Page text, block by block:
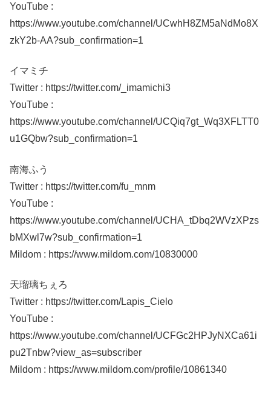
YouTube :
https://www.youtube.com/channel/UCwhH8ZM5aNdMo8X
zkY2b-AA?sub_confirmation=1
イマミチ
Twitter : https://twitter.com/_imamichi3
YouTube :
https://www.youtube.com/channel/UCQiq7gt_Wq3XFLTT0
u1GQbw?sub_confirmation=1
南海ふう
Twitter : https://twitter.com/fu_mnm
YouTube :
https://www.youtube.com/channel/UCHA_tDbq2WVzXPzs
bMXwl7w?sub_confirmation=1
Mildom : https://www.mildom.com/10830000
天瑠璃ちぇろ
Twitter : https://twitter.com/Lapis_Cielo
YouTube :
https://www.youtube.com/channel/UCFGc2HPJyNXCa61i
pu2Tnbw?view_as=subscriber
Mildom : https://www.mildom.com/profile/10861340